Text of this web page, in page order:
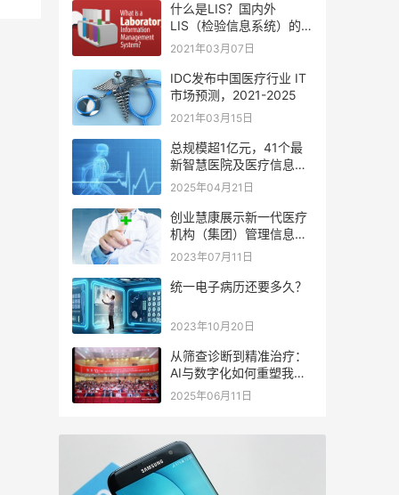
什么是LIS？国内外
LIS（检验信息系统）的
发展现状与比较
2021年03月07日
IDC发布中国医疗行业 IT
市场预测，2021-2025
2021年03月15日
总规模超1亿元，41个最
新智慧医院及医疗信息化
建设项目招标进行中
2025年04月21日
创业慧康展示新一代医疗
机构（集团）管理信息系
统Hi-HIS
2023年07月11日
统一电子病历还要多久？
2023年10月20日
从筛查诊断到精准治疗：
AI与数字化如何重塑我国
肝病防治格局？
2025年06月11日